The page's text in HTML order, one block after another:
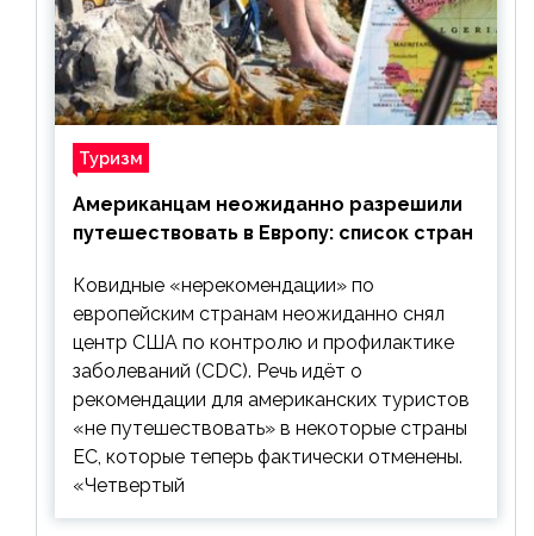
Туризм
Американцам неожиданно разрешили
путешествовать в Европу: список стран
Ковидные «нерекомендации» по
европейским странам неожиданно снял
центр США по контролю и профилактике
заболеваний (CDC). Речь идёт о
рекомендации для американских туристов
«не путешествовать» в некоторые страны
ЕС, которые теперь фактически отменены.
«Четвертый